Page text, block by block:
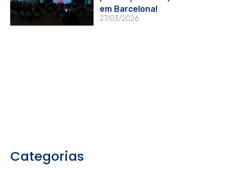
em Barcelona!
27/03/2026
Categorias